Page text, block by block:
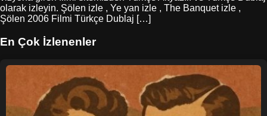
olarak izleyin. Şölen izle , Ye yan izle , The Banquet izle ,
Şölen 2006 Filmi Türkçe Dublaj […]
En Çok İzlenenler